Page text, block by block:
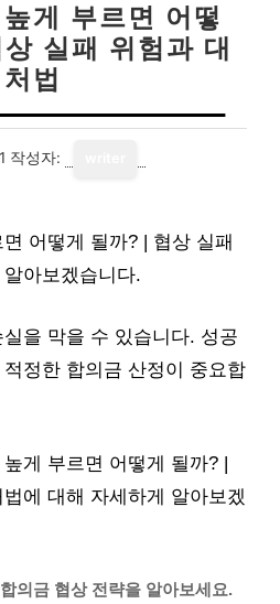
게 부르면 어떻
실패 위험과 대
처법
작성자:
어떻게 될까? | 협상 실패
아보겠습니다.
을 막을 수 있습니다. 성공
정한 합의금 산정이 중요합
게 부르면 어떻게 될까? |
에 대해 자세하게 알아보겠
의금 협상 전략을 알아보세요.